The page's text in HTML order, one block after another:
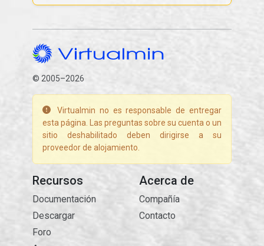
© 2005–2026
Virtualmin no es responsable de entregar
esta página. Las preguntas sobre su cuenta o un
sitio deshabilitado deben dirigirse a su
proveedor de alojamiento.
Recursos
Documentación
Descargar
Foro
Acerca de
Compañía
Contacto